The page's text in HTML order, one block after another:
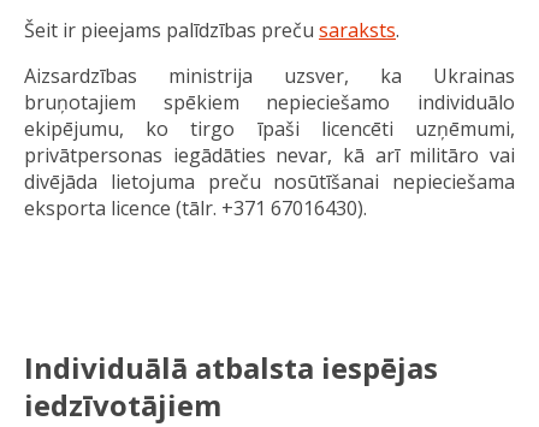
Šeit ir pieejams palīdzības preču saraksts.
Aizsardzības ministrija uzsver, ka Ukrainas
bruņotajiem spēkiem nepieciešamo
individuālo
ekipējumu, ko tirgo īpaši licencēti uzņēmumi,
privātpersonas iegādāties nevar, kā arī militāro vai
divējāda lietojuma preču nosūtīšanai nepieciešama
eksporta licence (tālr. +371 67016430).
Individuālā atbalsta iespējas
iedzīvotājiem